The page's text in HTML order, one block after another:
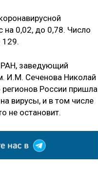
на 0,02, до 0,78. Число
129.
РАН, заведующий
И.М. Сеченова Николай
регионов России пришла
вирусы, и в том числе
не остановит.